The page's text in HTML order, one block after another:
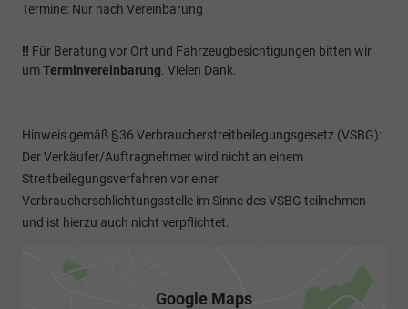
Termine: Nur nach Vereinbarung
!! Für Beratung vor Ort und Fahrzeugbesichtigungen bitten wir
umTerminvereinbarung. Vielen Dank.
Hinweis gemäß §36 Verbraucherstreitbeilegungsgesetz (VSBG):
Der Verkäufer/Auftragnehmer wird nicht an einem
Streitbeilegungsverfahren vor einer
Verbraucherschlichtungsstelle im Sinne des VSBG teilnehmen
und ist hierzu auch nicht verpflichtet.
Google Maps